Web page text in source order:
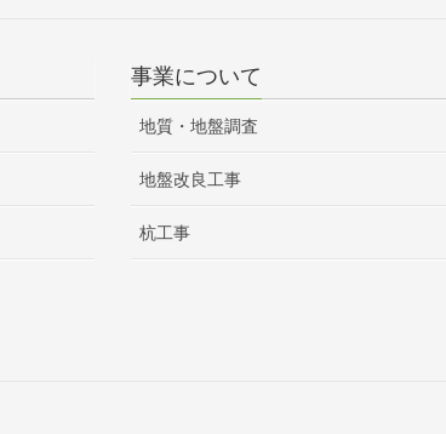
事業について
地質・地盤調査
地盤改良工事
杭工事